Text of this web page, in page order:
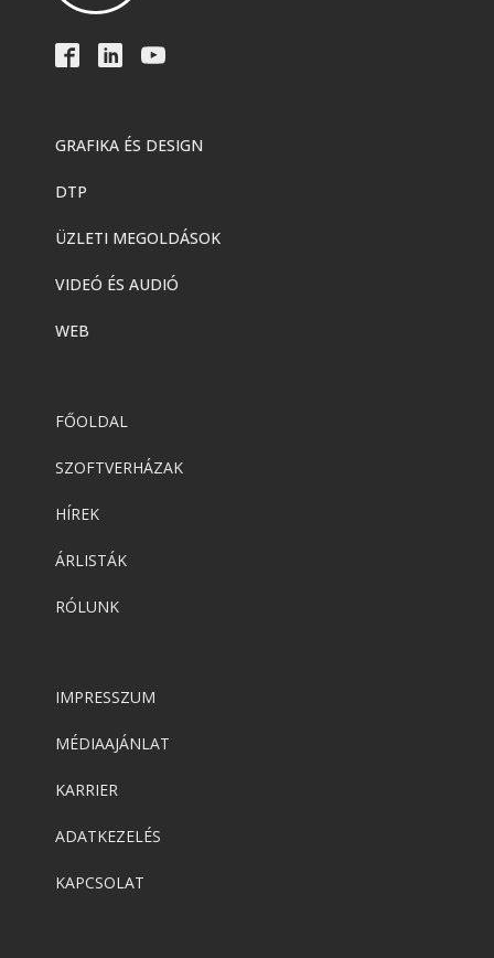
GRAFIKA ÉS DESIGN
DTP
ÜZLETI MEGOLDÁSOK
VIDEÓ ÉS AUDIÓ
WEB
FŐOLDAL
SZOFTVERHÁZAK
HÍREK
ÁRLISTÁK
RÓLUNK
IMPRESSZUM
MÉDIAAJÁNLAT
KARRIER
ADATKEZELÉS
KAPCSOLAT